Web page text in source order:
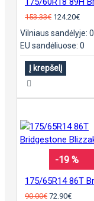
153.33€ 124.20€
Vilniaus sandėlyje: 0
EU sandėliuose: 0
Į krepšelį
-19 %
90.00€ 72.90€